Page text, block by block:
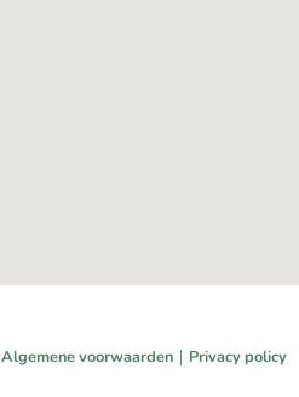
Algemene voorwaarden | Privacy policy